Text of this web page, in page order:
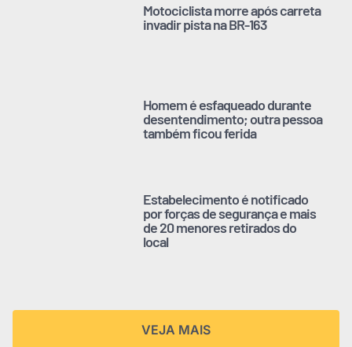
Motociclista morre após carreta
invadir pista na BR-163
Homem é esfaqueado durante
desentendimento; outra pessoa
também ficou ferida
Estabelecimento é notificado
por forças de segurança e mais
de 20 menores retirados do
local
VEJA MAIS